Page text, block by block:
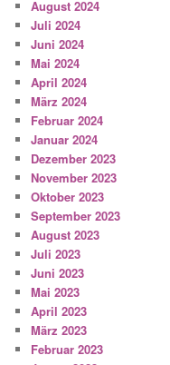
August 2024
Juli 2024
Juni 2024
Mai 2024
April 2024
März 2024
Februar 2024
Januar 2024
Dezember 2023
November 2023
Oktober 2023
September 2023
August 2023
Juli 2023
Juni 2023
Mai 2023
April 2023
März 2023
Februar 2023